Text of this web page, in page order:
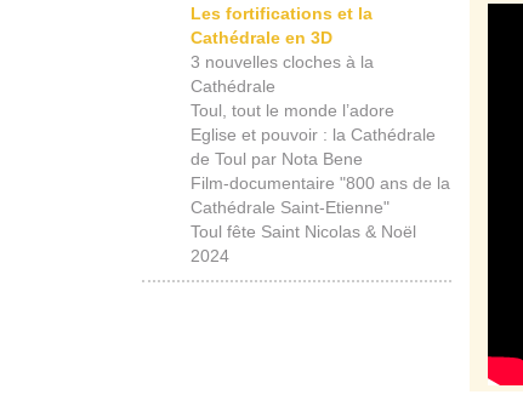
Les fortifications et la
Cathédrale en 3D
3 nouvelles cloches à la
Cathédrale
Toul, tout le monde l’adore
Eglise et pouvoir : la Cathédrale
de Toul par Nota Bene
Film-documentaire "800 ans de la
Cathédrale Saint-Etienne"
Toul fête Saint Nicolas & Noël
2024